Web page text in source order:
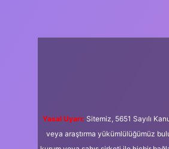
Yasal Uyarı: Sitemiz, 5651 Sayılı
veya araştırma yükümlülüğümüz